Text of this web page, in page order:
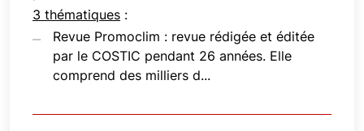
3 thématiques :
Revue Promoclim : revue rédigée et éditée
par le COSTIC pendant 26 années. Elle
comprend des milliers d...